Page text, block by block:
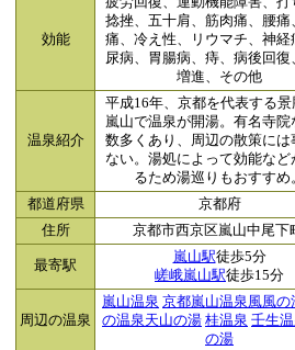
効能
捻挫、五十肩、筋肉痛、腰痛
痛、冷え性、リウマチ、神経
尿病、胃腸病、痔、病後回復
増進、その他
温泉紹介
平成16年、京都を代表する景
嵐山で温泉が開湯。有名寺院
数多くあり、周辺の散策には
ない。湯処によって効能など
るため湯巡りもおすすめ
都道府県
京都府
住所
京都市西京区嵐山中尾下
最寄駅
嵐山駅徒歩5分
嵯峨嵐山駅徒歩15分
周辺の温泉
嵐山温泉 京都嵐山温泉風風の
の温泉天山の湯 桂温泉 壬生
の湯